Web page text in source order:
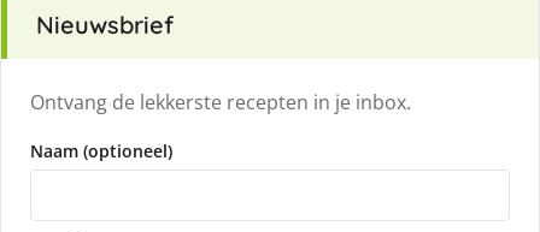
Nieuwsbrief
Ontvang de lekkerste recepten in je inbox.
Naam (optioneel)